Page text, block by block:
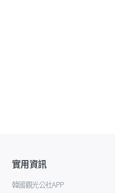
實用資訊
韓國觀光公社APP